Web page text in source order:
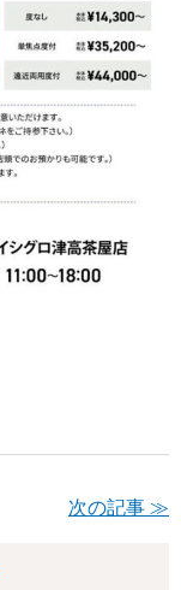
次の記事 ≫